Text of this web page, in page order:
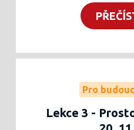
Pracovní list
Příští lekce nás
mohou ve stejný čas
obecně i
Užijte si
Pro
Lekce 3 -